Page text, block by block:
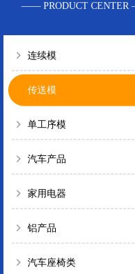
—— PRODUCT
连续模
传送模
单工序模
汽车产品
家用电器
铝产品
汽车座椅类